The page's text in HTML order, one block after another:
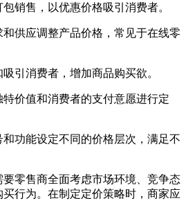
销售，以优惠价格吸引消费者。
供应调整产品价格，常见于在线零
引消费者，增加商品购买欲。
价值和消费者的支付意愿进行定
功能设定不同的价格层次，满足不
零售商全面考虑市场环境、竞争态
行为。在制定定价策略时，商家应